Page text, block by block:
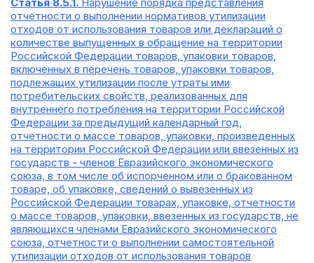
отчетности о выполнении нормативов утилизации
отходов от использования товаров или деклараций о
количестве выпущенных в обращение на территории
Российской Федерации товаров, упаковки товаров,
включенных в перечень товаров, упаковки товаров,
подлежащих утилизации после утраты ими
потребительских свойств, реализованных для
внутреннего потребления на территории Российской
Федерации за предыдущий календарный год,
отчетности о массе товаров, упаковки, произведенных
на территории Российской Федерации или ввезенных из
государств - членов Евразийского экономического
союза, в том числе об испорченном или о бракованном
товаре, об упаковке, сведений о вывезенных из
Российской Федерации товарах, упаковке, отчетности
о массе товаров, упаковки, ввезенных из государств, не
являющихся членами Евразийского экономического
союза, отчетности о выполнении самостоятельной
утилизации отходов от использования товаров